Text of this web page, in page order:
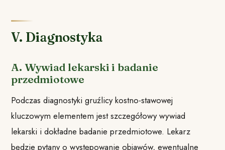
V. Diagnostyka
A. Wywiad lekarski i badanie
przedmiotowe
Podczas diagnostyki gruźlicy kostno-stawowej
kluczowym elementem jest szczegółowy wywiad
lekarski i dokładne badanie przedmiotowe. Lekarz
będzie pytany o występowanie objawów, ewentualne